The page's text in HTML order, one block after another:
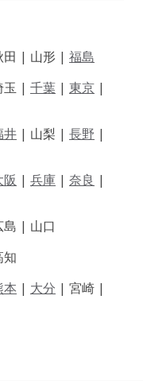
田 | 山形 | 福島
| 千葉 | 東京 |
井 | 山梨 | 長野 |
阪 | 兵庫 | 奈良 |
島 | 山口
知
本 | 大分 | 宮崎 |